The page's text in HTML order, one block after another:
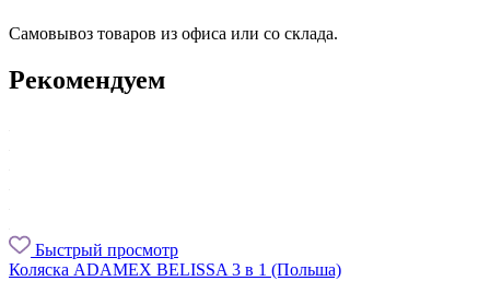
Самовывоз товаров из офиса или со склада.
Рекомендуем
Быстрый просмотр
Коляска ADAMEX BELISSA 3 в 1 (Польша)